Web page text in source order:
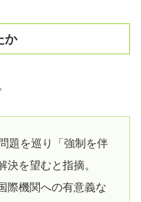
か
題を巡り「強制を伴
決を望むと指摘。
際機関への有意義な